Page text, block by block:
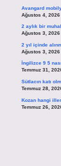
Avangard
Ağustos 4, 2026
2 aylık bir
Ağustos 3, 2026
2 yıl içinde
Ağustos 3, 2026
İngilizce 9 5
Temmuz 31,
Sütlacın katı
Temmuz 28,
Kozan hangi
Temmuz 26,